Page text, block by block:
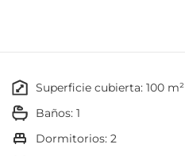
superficie cubierta: 100 m²
baños: 1
dormitorios: 2